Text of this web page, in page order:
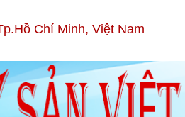
Chí Minh, Việt Nam